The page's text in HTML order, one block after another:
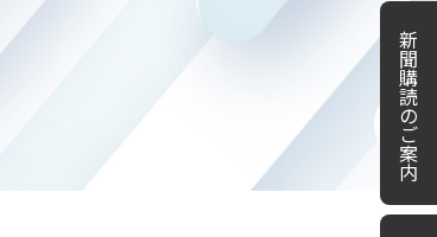
新
聞
購
読
の
ご
案
内